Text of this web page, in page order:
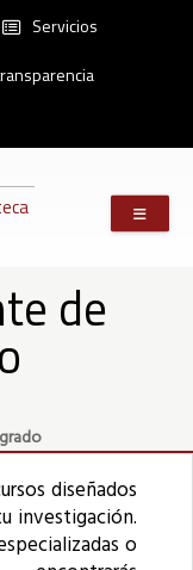
Servicios
de
diseñados
investigación.
o